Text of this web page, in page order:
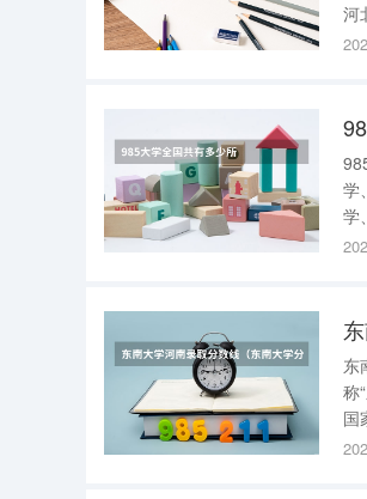
河
系、艺术理论
985大学
学
学
大
东南大
称
国
划